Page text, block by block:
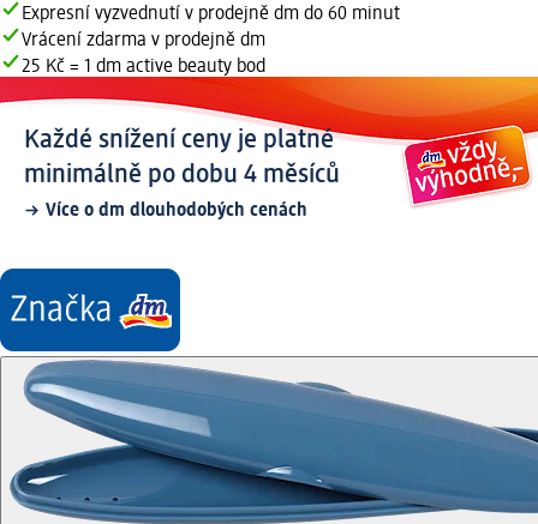
Expresní vyzvednutí v prodejně dm do 60 minut
Vrácení zdarma v prodejně dm
25 Kč = 1 dm active beauty bod
Každé snížení ceny je platné
minimálně po dobu 4 měsíců
Více o dm dlouhodobých cenách